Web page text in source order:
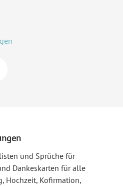
und Sprüche für
Dankeskarten für alle
Hochzeit, Kofirmation,